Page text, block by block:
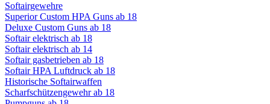
Softairgewehre
Superior Custom HPA Guns ab 18
Deluxe Custom Guns ab 18
Softair elektrisch ab 18
Softair elektrisch ab 14
Softair gasbetrieben ab 18
Softair HPA Luftdruck ab 18
Historische Softairwaffen
Scharfschützengewehr ab 18